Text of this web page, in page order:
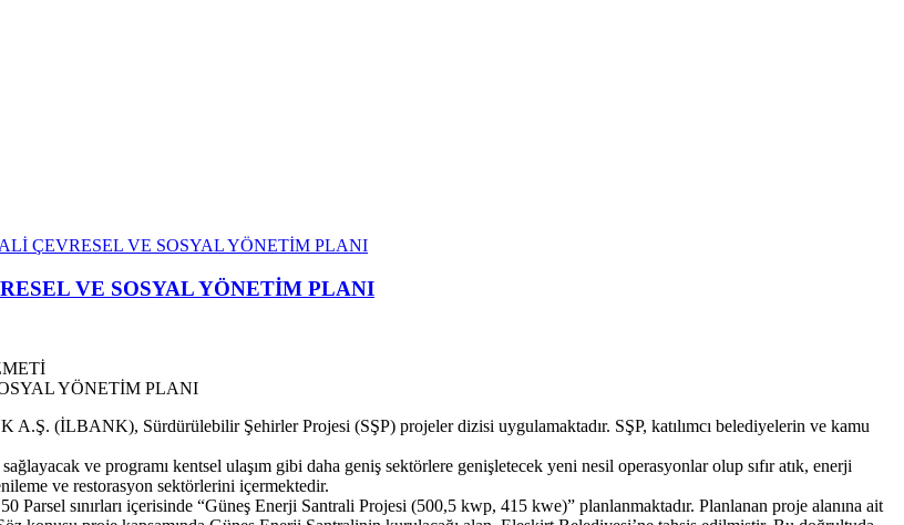
ÇEVRESEL VE SOSYAL YÖNETİM PLANI
VE SOSYAL YÖNETİM PLANI
(İLBANK), Sürdürülebilir Şehirler Projesi (SŞP) projeler dizisi uygulamaktadır. SŞP, katılımcı belediyelerin ve kamu
ve programı kentsel ulaşım gibi daha geniş sektörlere genişletecek yeni nesil operasyonlar olup sıfır atık, enerji
ve restorasyon sektörlerini içermektedir.
sınırları içerisinde “Güneş Enerji Santrali Projesi (500,5 kwp, 415 kwe)” planlanmaktadır. Planlanan proje alanına ait